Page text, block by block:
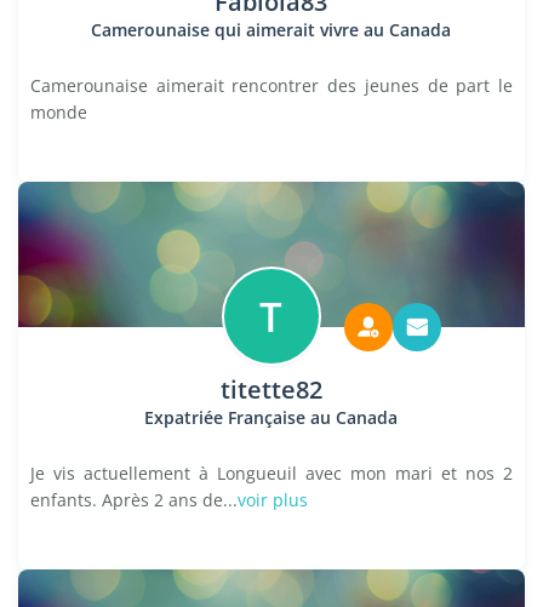
Camerounaise qui aimerait vivre au Canada
Camerounaise aimerait rencontrer des jeunes de part le
monde
T
titette82
Expatriée Française au Canada
Je vis actuellement à Longueuil avec mon mari et nos 2
enfants. Après 2 ans de...voir plus